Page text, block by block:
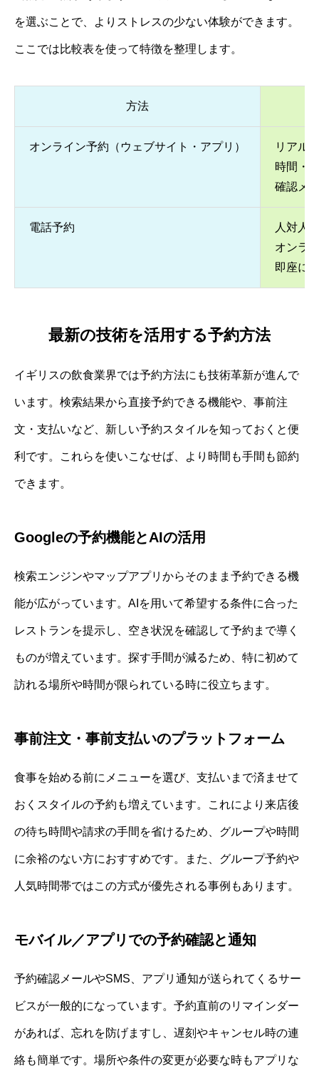
を選ぶことで、よりストレスの少ない体験ができます。
ここでは比較表を使って特徴を整理します。
方法
オンライン予約（ウェブサイト・アプリ）
リアル
時間・
確認メ
電話予約
人対人
オンラ
即座に
最新の技術を活用する予約方法
イギリスの飲食業界では予約方法にも技術革新が進んで
います。検索結果から直接予約できる機能や、事前注
文・支払いなど、新しい予約スタイルを知っておくと便
利です。これらを使いこなせば、より時間も手間も節約
できます。
Googleの予約機能とAIの活用
検索エンジンやマップアプリからそのまま予約できる機
能が広がっています。AIを用いて希望する条件に合った
レストランを提示し、空き状況を確認して予約まで導く
ものが増えています。探す手間が減るため、特に初めて
訪れる場所や時間が限られている時に役立ちます。
事前注文・事前支払いのプラットフォーム
食事を始める前にメニューを選び、支払いまで済ませて
おくスタイルの予約も増えています。これにより来店後
の待ち時間や請求の手間を省けるため、グループや時間
に余裕のない方におすすめです。また、グループ予約や
人気時間帯ではこの方式が優先される事例もあります。
モバイル／アプリでの予約確認と通知
予約確認メールやSMS、アプリ通知が送られてくるサー
ビスが一般的になっています。予約直前のリマインダー
があれば、忘れを防げますし、遅刻やキャンセル時の連
絡も簡単です。場所や条件の変更が必要な時もアプリな